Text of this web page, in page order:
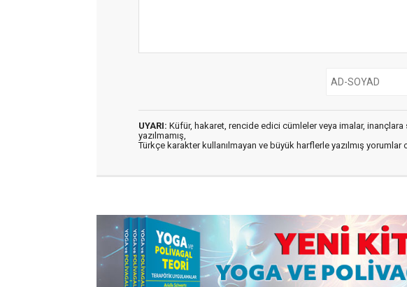
UYARI: Küfür, hakaret, rencide edici cümleler veya imalar, inançlara
yazılmamış,
Türkçe karakter kullanılmayan ve büyük harflerle yazılmış yorumlar